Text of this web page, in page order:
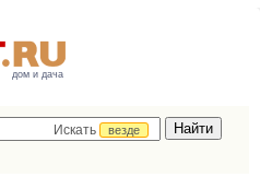
дом и дача
Искать
везде